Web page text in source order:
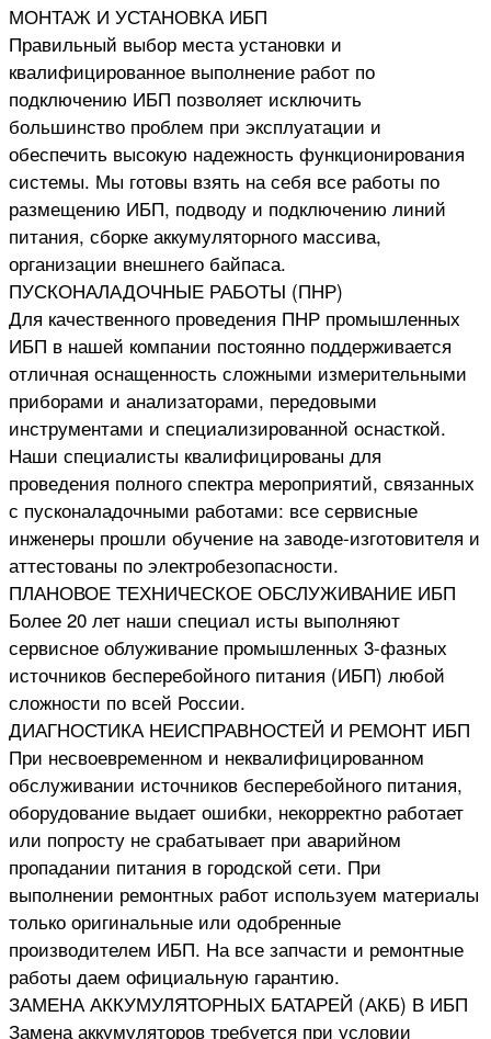
МОНТАЖ И УСТАНОВКА ИБП
Правильный выбор места установки и
квалифицированное выполнение работ по
подключению ИБП позволяет исключить
большинство проблем при эксплуатации и
обеспечить высокую надежность функционирования
системы. Мы готовы взять на себя все работы по
размещению ИБП, подводу и подключению линий
питания, сборке аккумуляторного массива,
организации внешнего байпаса.
ПУСКОНАЛАДОЧНЫЕ РАБОТЫ (ПНР)
Для качественного проведения ПНР промышленных
ИБП в нашей компании постоянно поддерживается
отличная оснащенность сложными измерительными
приборами и анализаторами, передовыми
инструментами и специализированной оснасткой.
Наши специалисты квалифицированы для
проведения полного спектра мероприятий, связанных
с пусконаладочными работами: все сервисные
инженеры прошли обучение на заводе-изготовителя и
аттестованы по электробезопасности.
ПЛАНОВОЕ ТЕХНИЧЕСКОЕ ОБСЛУЖИВАНИЕ ИБП
Более 20 лет наши специал исты выполняют
сервисное облуживание промышленных 3-фазных
источников бесперебойного питания (ИБП) любой
сложности по всей России.
ДИАГНОСТИКА НЕИСПРАВНОСТЕЙ И РЕМОНТ ИБП
При несвоевременном и неквалифицированном
обслуживании источников бесперебойного питания,
оборудование выдает ошибки, некорректно работает
или попросту не срабатывает при аварийном
пропадании питания в городской сети. При
выполнении ремонтных работ используем материалы
только оригинальные или одобренные
производителем ИБП. На все запчасти и ремонтные
работы даем официальную гарантию.
ЗАМЕНА АККУМУЛЯТОРНЫХ БАТАРЕЙ (АКБ) В ИБП
Замена аккумуляторов требуется при условии